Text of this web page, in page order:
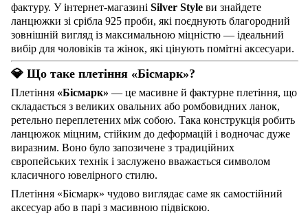
фактуру. У інтернет‑магазині Silver Style ви знайдете
ланцюжки зі срібла 925 проби, які поєднують благородний
зовнішній вигляд із максимальною міцністю — ідеальний
вибір для чоловіків та жінок, які цінують помітні аксесуари.
💎 Що таке плетіння «Бісмарк»?
Плетіння «Бісмарк» — це масивне й фактурне плетіння, що
складається з великих овальних або ромбовидних ланок,
ретельно переплетених між собою. Така конструкція робить
ланцюжок міцним, стійким до деформацій і водночас дуже
виразним. Воно було запозичене з традиційних
європейських технік і заслужено вважається символом
класичного ювелірного стилю.
Плетіння «Бісмарк» чудово виглядає саме як самостійний
аксесуар або в парі з масивною підвіскою.